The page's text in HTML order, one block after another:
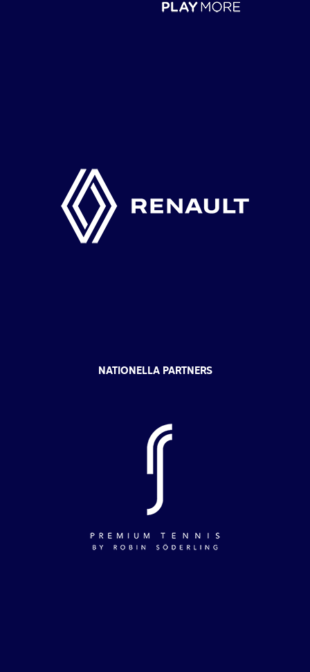
NATIONELLA PARTNERS